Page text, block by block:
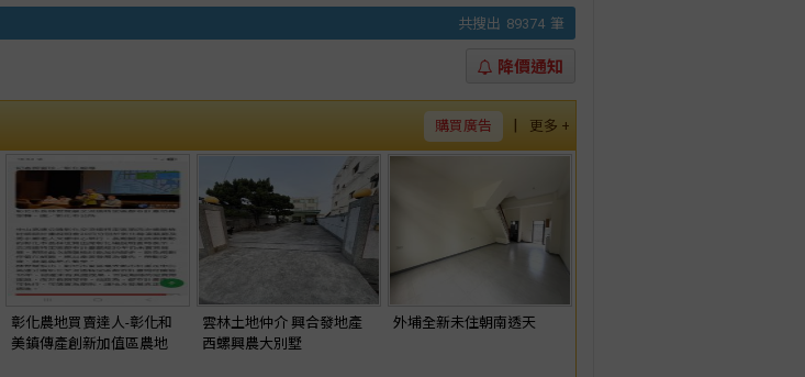
共搜出 89374 筆
降價通知
更多 +
購買廣告
彰化農地買賣達人-彰化和
美鎮傳產創新加值區農地
雲林土地仲介 興合發地產
西螺興農大別墅
外埔全新未住朝南透天